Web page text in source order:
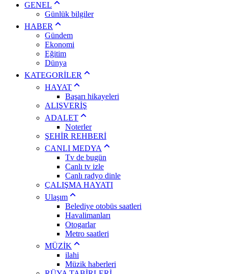
GENEL
Günlük bilgiler
HABER
Gündem
Ekonomi
Eğitim
Dünya
KATEGORİLER
HAYAT
Başarı hikayeleri
ALIŞVERİŞ
ADALET
Noterler
ŞEHİR REHBERİ
CANLI MEDYA
Tv de bugün
Canlı tv izle
Canlı radyo dinle
ÇALIŞMA HAYATI
Ulaşım
Belediye otobüs saatleri
Havalimanları
Otogarlar
Metro saatleri
MÜZİK
ilahi
Müzik haberleri